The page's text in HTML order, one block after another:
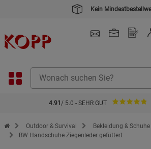
Kein
4.91 / 5.0 - SEHR GUT
Zur Startseite des Kopp Verlag Online-Shop
Outdoor & Survival
Bekleidung & Schuhe
BW Handschuhe Ziegenleder gefüttert